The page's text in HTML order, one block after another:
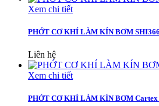
Xem chi tiết
PHỚT CƠ KHÍ LÀM KÍN BƠM SHI366
Liên hệ
Xem chi tiết
PHỚT CƠ KHÍ LÀM KÍN BƠM Cartex